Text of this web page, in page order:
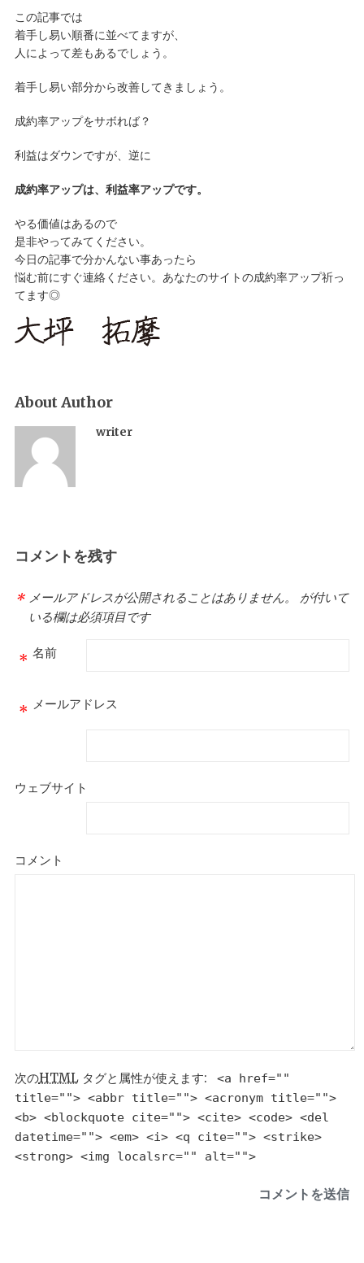
この記事では
着手し易い順番に並べてますが、
人によって差もあるでしょう。
着手し易い部分から改善してきましょう。
成約率アップをサボれば？
利益はダウンですが、逆に
成約率アップは、利益率アップです。
やる価値はあるので
是非やってみてください。
今日の記事で分かんない事あったら
悩む前にすぐ連絡ください。あなたのサイトの成約率アップ祈っ
てます◎
About Author
writer
コメントを残す
メールアドレスが公開されることはありません。
*
が付いて
いる欄は必須項目です
名前
*
メールアドレス
*
ウェブサイト
コメント
次のHTMLタグと属性が使えます:
<a href=""
title=""> <abbr title=""> <acronym title="">
<b> <blockquote cite=""> <cite> <code> <del
datetime=""> <em> <i> <q cite=""> <strike>
<strong> <img localsrc="" alt="">